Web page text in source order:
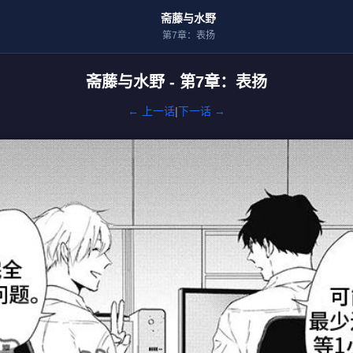
斋藤与水野
第7章：表扬
斋藤与水野 - 第7章：表扬
← 上一话|下一话 →